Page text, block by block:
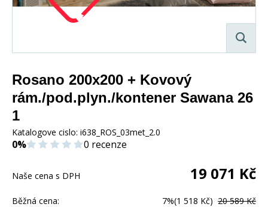
Rosano 200x200 + Kovový
rám./pod.plyn./kontener Sawana 26
1
Katalogove cislo: i638_ROS_03met_2.0
0% 0 recenze
Naše cena s DPH 19 071 Kč
Běžná cena: 7%(1 518 Kč) 20 589 Kč